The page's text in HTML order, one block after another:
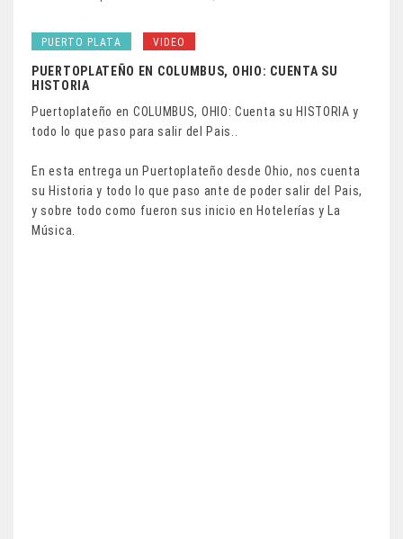
PUERTO PLATA VIDEO
PUERTOPLATEÑO EN COLUMBUS, OHIO: CUENTA SU
HISTORIA
Puertoplateño en COLUMBUS, OHIO: Cuenta su HISTORIA y
todo lo que paso para salir del Pais..
En esta entrega un Puertoplateño desde Ohio, nos cuenta
su Historia y todo lo que paso ante de poder salir del Pais,
y sobre todo como fueron sus inicio en Hotelerías y La
Música.